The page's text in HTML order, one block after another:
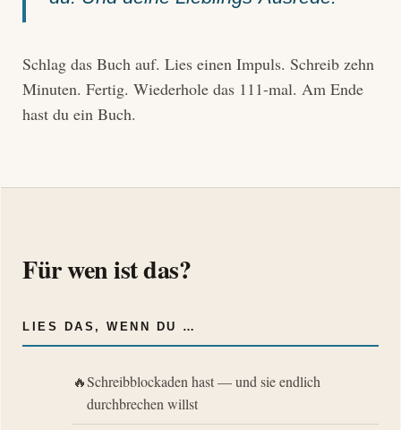
Schlag das Buch auf. Lies einen Impuls. Schreib zehn
Minuten. Fertig. Wiederhole das 111-mal. Am Ende
hast du ein Buch.
Für wen ist das?
LIES DAS, WENN DU …
Schreibblockaden hast — und sie endlich
durchbrechen willst